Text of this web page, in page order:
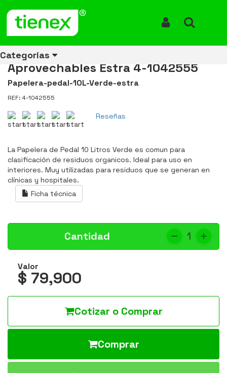
Categorías
Papelera Pedal 10 Litros Verde Residuos Orgánicos y
Aprovechables Estra 4-1042555
Papelera Pedal 10 Litros Verde
Residuos Orgánicos y
Aprovechables Estra 4-1042555
Papelera-pedal-10L-Verde-estra
REF: 4-1042555
Reseñas
La Papelera de Pedal 10 Litros Verde es comun para
clasificación de residuos organicos. Ideal para uso en
interiores. Muy utilizadas para residuos que se generan en
clínicas y hospitales.
Ficha técnica
Cantidad 1
Valor
$ 79,900
Cotizar o Comprar
Comprar
Ver todos
los
productos
Ver todos
los
productos
DE
RECICLAJE
Ver todos
los
productos
Ver todos
los
productos
DE
LIMPIEZA
Ver todos
los
productos
DE
MATERIALES
Ver todos
los
productos
LIBRE
Ver todos
los
productos
PARA
BAÑOS